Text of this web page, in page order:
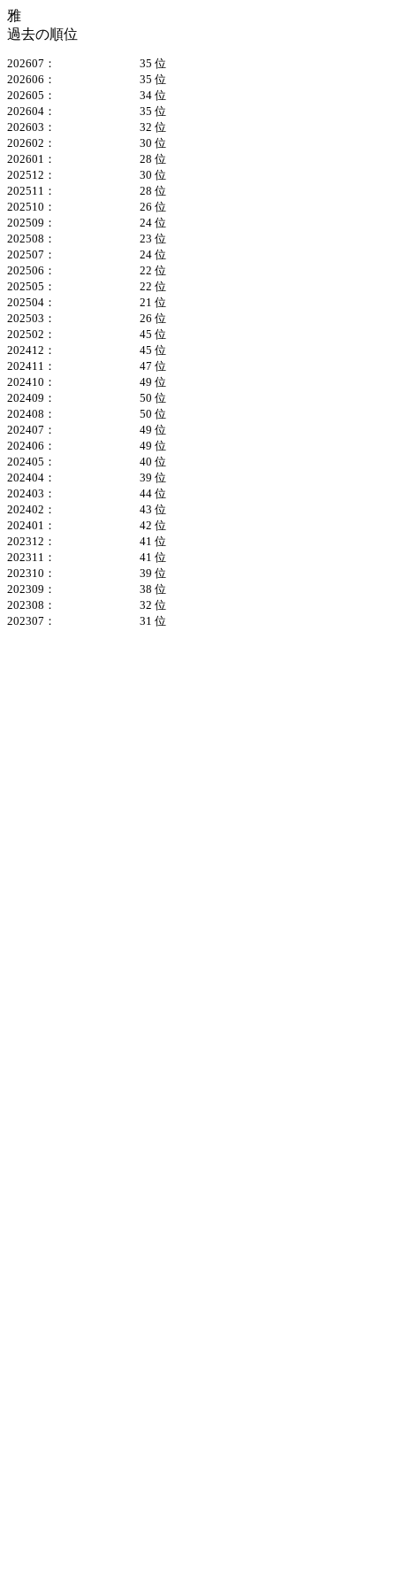
雅
過去の順位
202607：
35 位
202606：
35 位
202605：
34 位
202604：
35 位
202603：
32 位
202602：
30 位
202601：
28 位
202512：
30 位
202511：
28 位
202510：
26 位
202509：
24 位
202508：
23 位
202507：
24 位
202506：
22 位
202505：
22 位
202504：
21 位
202503：
26 位
202502：
45 位
202412：
45 位
202411：
47 位
202410：
49 位
202409：
50 位
202408：
50 位
202407：
49 位
202406：
49 位
202405：
40 位
202404：
39 位
202403：
44 位
202402：
43 位
202401：
42 位
202312：
41 位
202311：
41 位
202310：
39 位
202309：
38 位
202308：
32 位
202307：
31 位